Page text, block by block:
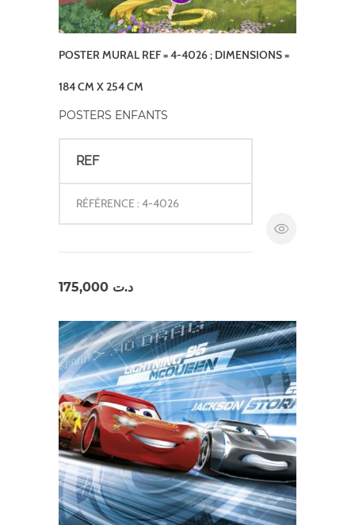
POSTER MURAL REF = 4-4026 ; DIMENSIONS =
184 CM X 254 CM
POSTERS ENFANTS
REF
RÉFÉRENCE : 4-4026
د.ت